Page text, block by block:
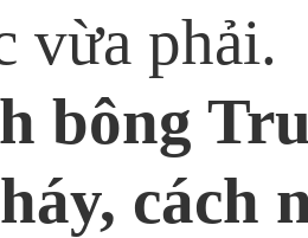
vừa phải.
bông
cách